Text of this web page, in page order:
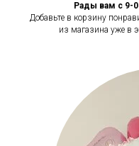
Рады вам с 9-
Добавьте в корзину
из магазина уже в